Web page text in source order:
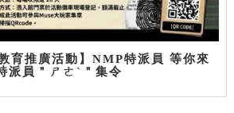
育推廣活動】NMP特派員 等你來
派員＂ㄕㄜˋ＂集令